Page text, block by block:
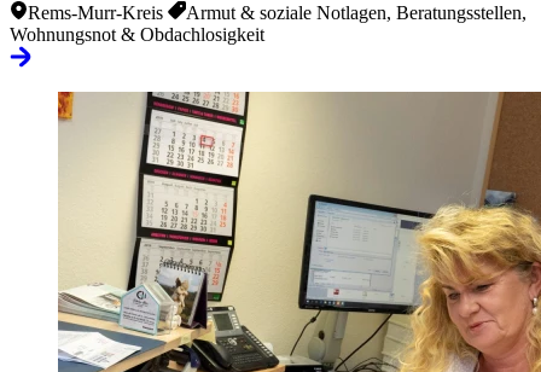
Rems-Murr-Kreis
Armut & soziale Notlagen, Beratungsstellen,
Wohnungsnot & Obdachlosigkeit